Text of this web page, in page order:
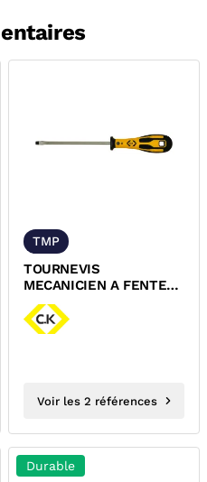
TMP
TOURNEVIS
MECANICIEN A FENTE
GAMME DEXTRO
Voir les 2 références
Durable